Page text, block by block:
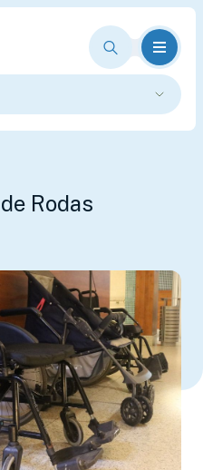
Rodas